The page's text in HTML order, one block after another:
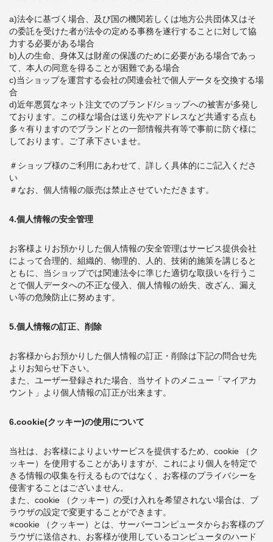
a)法令に基づく場合、及び国の機関若しくは地方公共団体又はそ
の委託を受けた者が法令の定める事務を遂行することに対して協
力する必要がある場合
b)人の生命、身体又は財産の保護のために必要がある場合であっ
て、本人の同意を得ることが困難である場合
c)当ショップを運営する会社の関連会社で個人データを交換する場
合
d)近年悪質なネット注文でのブランド/ショップへの被害が多発し
ております。この様な場合は送り先やアドレスなど共通する点も
多々有りますのでブランドとの一部情報共有等で事前に防ぐ様に
しております。ご了承下さいませ。
＃ショップ様のご利用にあわせて、詳しく具体的にご記入くださ
い
＃なお、個人情報の販売は禁止させていただきます。
4.個人情報の安全管理
お客様よりお預かりした個人情報の安全管理はサービス提供会社
によって合理的、組織的、物理的、人的、技術的施策を講じると
ともに、当ショップでは関連法令に準じた適切な取扱いを行うこ
とで個人データへの不正な侵入、個人情報の紛失、改ざん、漏え
い等の危険防止に努めます。
5.個人情報の訂正、削除
お客様からお預かりした個人情報の訂正・削除は下記の問合せ先
よりお知らせ下さい。
また、ユーザー登録された場合、当サイトのメニュー「マイアカ
ウント」より個人情報の訂正が出来ます。
6.cookie(クッキー)の使用について
当社は、お客様によりよいサービスを提供するため、cookie （ク
ッキー）を使用することがありますが、これにより個人を特定で
きる情報の収集を行えるものではなく、お客様のプライバシーを
侵害することはございません。
また、cookie （クッキー）の受け入れを希望されない場合は、ブ
ラウザの設定で変更することができます。
※cookie （クッキー）とは、サーバーコンピュータからお客様のブ
ラウザに送信され、お客様が使用しているコンピュータのハード